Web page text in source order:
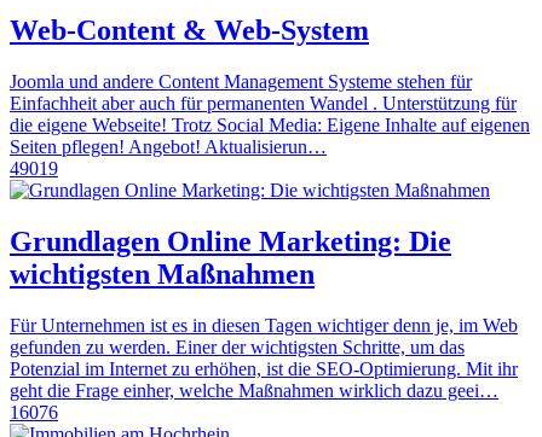
Web-Content & Web-System
Joomla und andere Content Management Systeme stehen für
Einfachheit aber auch für permanenten Wandel . Unterstützung für
die eigene Webseite! Trotz Social Media: Eigene Inhalte auf eigenen
Seiten pflegen! Angebot! Aktualisierun…
49019
Grundlagen Online Marketing: Die
wichtigsten Maßnahmen
Für Unternehmen ist es in diesen Tagen wichtiger denn je, im Web
gefunden zu werden. Einer der wichtigsten Schritte, um das
Potenzial im Internet zu erhöhen, ist die SEO-Optimierung. Mit ihr
geht die Frage einher, welche Maßnahmen wirklich dazu geei…
16076